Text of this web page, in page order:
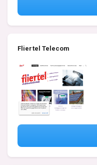
Fliertel Telecom